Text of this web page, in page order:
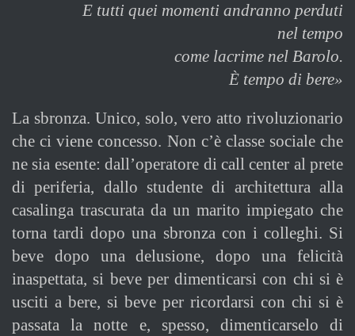
E tutti quei momenti andranno perduti
nel tempo
come lacrime nel Barolo.
È tempo di bere»
La sbronza. Unico, solo, vero atto rivoluzionario
che ci viene concesso. Non c’è classe sociale che
ne sia esente: dall’operatore di call center al prete
di periferia, dallo studente di architettura alla
casalinga trascurata da un marito impiegato che
torna tardi dopo una sbronza con i colleghi. Si
beve dopo una delusione, dopo una felicità
inaspettata, si beve per dimenticarsi con chi si è
usciti a bere, si beve per ricordarsi con chi si è
passata la notte e, spesso, dimenticarselo di